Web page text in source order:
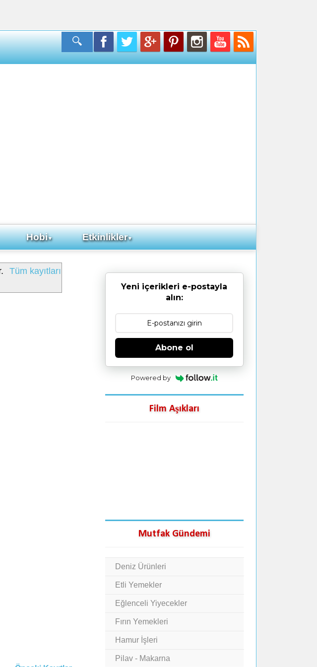
Hobi▼ Etkinlikler▼
Tüm kayıtları
Yeni içerikleri e-postayla
alın:
Abone ol
Powered by
Film Aşıkları
Mutfak Gündemi
Deniz Ürünleri
Etli Yemekler
Eğlenceli Yiyecekler
Fırın Yemekleri
Hamur İşleri
Pilav - Makarna